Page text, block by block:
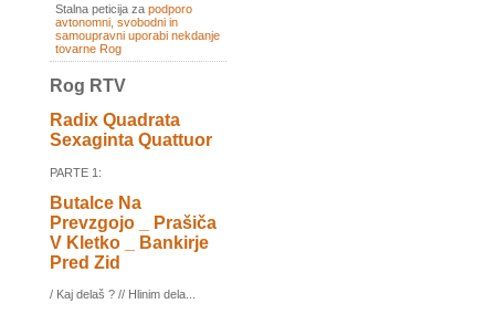
Stalna peticija za podporo
avtonomni, svobodni in
samoupravni uporabi nekdanje
tovarne Rog
Rog RTV
Radix Quadrata
Sexaginta Quattuor
PARTE 1:
Butalce Na
Prevzgojo _ Prašiča
V Kletko _ Bankirje
Pred Zid
/ Kaj delaš ? // Hlinim dela...